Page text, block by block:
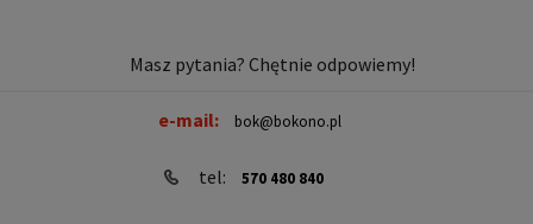
Masz pytania? Chętnie odpowiemy!
e-mail: bok@bokono.pl
tel: 570 480 840